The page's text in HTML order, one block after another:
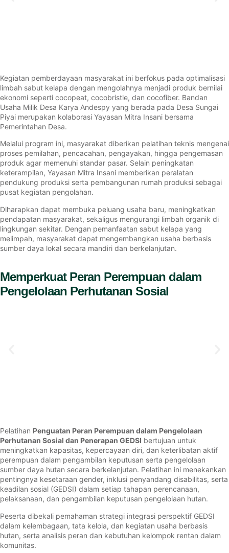
Kegiatan pemberdayaan masyarakat ini berfokus pada optimalisasi
limbah sabut kelapa dengan mengolahnya menjadi produk bernilai
ekonomi seperti cocopeat, cocobristle, dan cocofiber. Bandan
Usaha Milik Desa Karya Andespy yang berada pada Desa Sungai
Piyai merupakan kolaborasi Yayasan Mitra Insani bersama
Pemerintahan Desa.
Melalui program ini, masyarakat diberikan pelatihan teknis mengenai
proses pemilahan, pencacahan, pengayakan, hingga pengemasan
produk agar memenuhi standar pasar. Selain peningkatan
keterampilan, Yayasan Mitra Insani memberikan peralatan
pendukung produksi serta pembangunan rumah produksi sebagai
pusat kegiatan pengolahan.
Diharapkan dapat membuka peluang usaha baru, meningkatkan
pendapatan masyarakat, sekaligus mengurangi limbah organik di
lingkungan sekitar. Dengan pemanfaatan sabut kelapa yang
melimpah, masyarakat dapat mengembangkan usaha berbasis
sumber daya lokal secara mandiri dan berkelanjutan.
Memperkuat Peran Perempuan dalam
Pengelolaan Perhutanan Sosial
Pelatihan Penguatan Peran Perempuan dalam Pengelolaan
Perhutanan Sosial dan Penerapan GEDSI bertujuan untuk
meningkatkan kapasitas, kepercayaan diri, dan keterlibatan aktif
perempuan dalam pengambilan keputusan serta pengelolaan
sumber daya hutan secara berkelanjutan. Pelatihan ini menekankan
pentingnya kesetaraan gender, inklusi penyandang disabilitas, serta
keadilan sosial (GEDSI) dalam setiap tahapan perencanaan,
pelaksanaan, dan pengambilan keputusan pengelolaan hutan.
Peserta dibekali pemahaman strategi integrasi perspektif GEDSI
dalam kelembagaan, tata kelola, dan kegiatan usaha berbasis
hutan, serta analisis peran dan kebutuhan kelompok rentan dalam
komunitas.